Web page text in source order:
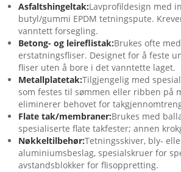
Asfaltshingeltak:Lavprofildesign med
butyl/gummi EPDM tetningspute.
vanntett forsegling.
Betong- og leireflistak:Brukes ofte
erstatningsfliser. Designet for å feste
fliser uten å bore i det vanntette laget.
Metallplatetak:Tilgjengelig med
som festes til sømmen eller ribben på
eliminerer behovet for
Flate tak/membraner:Brukes med
spesialiserte flate takfester; annen
Nøkkeltilbehør:Tetningsskiver, bly-
aluminiumsbeslag, spesialskruer for
avstandsblokker for flisoppretting.